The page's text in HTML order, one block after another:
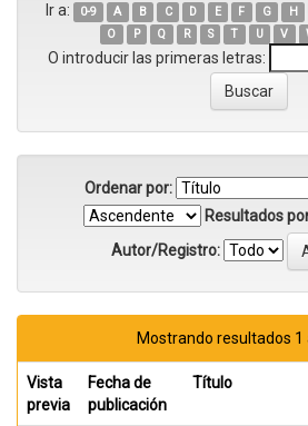
Ir a: 0-9 A B C D E F G H
O
P Q R S T U V
O introducir las primeras letras:
Ordenar por:
Resultados
Autor/Registro:
Mostrando resultados 1
Vista
previa
Fecha de
publicación
Título